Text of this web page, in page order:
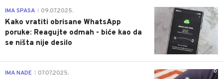
0
IMA SPASA 09.07.2025.
Kako vratiti obrisane WhatsApp
poruke: Reagujte odmah - biće kao da
se ništa nije desilo
0
IMA NADE 07.07.2025.